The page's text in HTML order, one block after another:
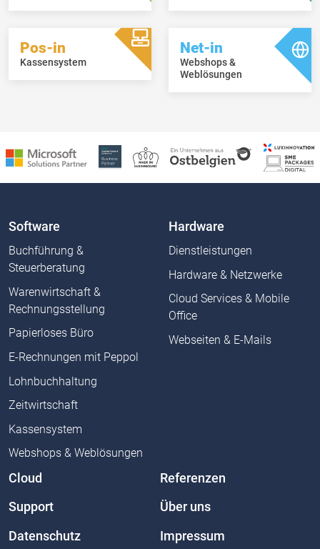
Pos-in
Kassensystem
Net-in
Webshops &
Weblösungen
Software
Buchführung &
Steuerberatung
Warenwirtschaft &
Rechnungsstellung
Papierloses Büro
E-Rechnungen mit Peppol
Lohnbuchhaltung
Zeitwirtschaft
Kassensystem
Webshops & Weblösungen
Hardware
Dienstleistungen
Hardware & Netzwerke
Cloud Services & Mobile
Office
Webseiten & E-Mails
Cloud Referenzen
Support Über uns
Datenschutz Impressum